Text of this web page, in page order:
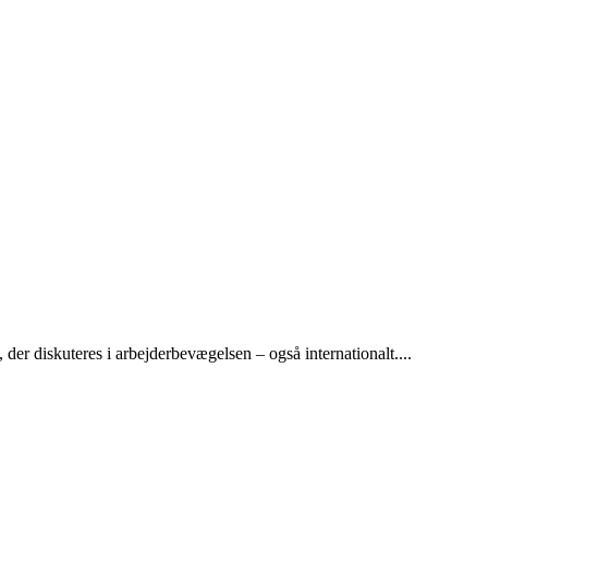
diskuteres i arbejderbevægelsen – også internationalt....